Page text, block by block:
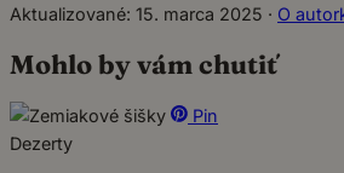
Aktualizované: 15. marca 2025 · O
Mohlo by vám chutiť
Pin
Dezerty